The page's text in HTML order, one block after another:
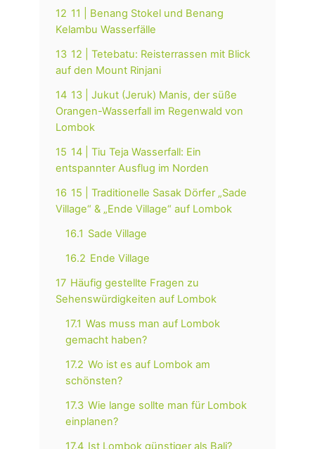
12 11 | Benang Stokel und Benang
Kelambu Wasserfälle
13 12 | Tetebatu: Reisterrassen mit Blick
auf den Mount Rinjani
14 13 | Jukut (Jeruk) Manis, der süße
Orangen-Wasserfall im Regenwald von
Lombok
15 14 | Tiu Teja Wasserfall: Ein
entspannter Ausflug im Norden
16 15 | Traditionelle Sasak Dörfer „Sade
Village“ & „Ende Village“ auf Lombok
16.1 Sade Village
16.2 Ende Village
17 Häufig gestellte Fragen zu
Sehenswürdigkeiten auf Lombok
17.1 Was muss man auf Lombok
gemacht haben?
17.2 Wo ist es auf Lombok am
schönsten?
17.3 Wie lange sollte man für Lombok
einplanen?
17.4 Ist Lombok günstiger als Bali?